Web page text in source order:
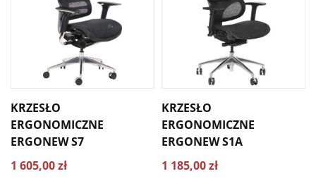
KRZESŁO
ERGONOMICZNE
ERGONEW S7
1 605,00 zł
KRZESŁO
ERGONOMICZNE
ERGONEW S1A
1 185,00 zł